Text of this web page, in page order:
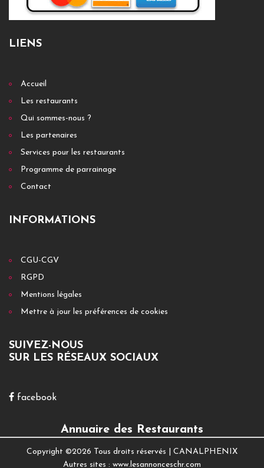
LIENS
Accueil
Les restaurants
Qui sommes-nous ?
Les partenaires
Services pour les restaurants
Programme de parrainage
Contact
INFORMATIONS
CGU-CGV
RGPD
Mentions légales
Mettre à jour les préférences de cookies
SUIVEZ-NOUS
SUR LES RÉSEAUX SOCIAUX
facebook
Annuaire des Restaurants
Copyright ©2026 Tous droits réservés | CANALPHENIX
Autres sites : www.lesannonceschr.com